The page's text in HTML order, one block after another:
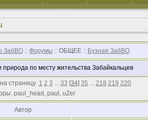
ЗабВО:: Форумы :: ОБЩЕЕ :: Бузная ЗабВО
природа по месту жительства Забайкальцев
страницу 1 2 3 ... 33 [34] 35 ... 218 219 220
paul_head, paul, uZer
Автор